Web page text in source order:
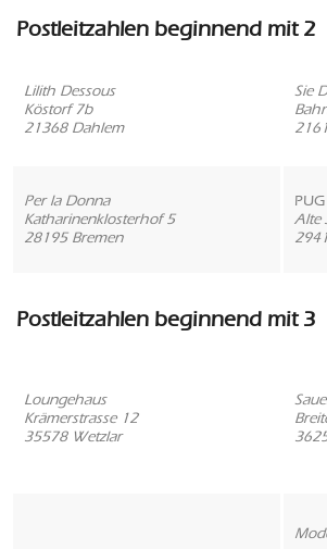
Postleitzahlen beginnend mit 2
Lilith Dessous
Köstorf 7b
21368 Dahlem
Sie
Per la Donna
Katharinenklosterhof 5
28195 Bremen
Alte
Postleitzahlen beginnend mit 3
Loungehaus
Krämerstrasse 12
35578 Wetzlar